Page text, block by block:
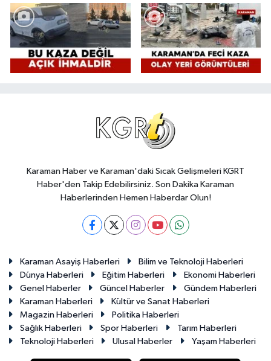
Karaman Haber ve Karaman'daki Sıcak Gelişmeleri KGRT
Haber'den Takip Edebilirsiniz. Son Dakika Karaman
Haberlerinden Hemen Haberdar Olun!
Karaman Asayiş Haberleri
Bilim ve Teknoloji Haberleri
Dünya Haberleri
Eğitim Haberleri
Ekonomi Haberleri
Genel Haberler
Güncel Haberler
Gündem Haberleri
Karaman Haberleri
Kültür ve Sanat Haberleri
Magazin Haberleri
Politika Haberleri
Sağlık Haberleri
Spor Haberleri
Tarım Haberleri
Teknoloji Haberleri
Ulusal Haberler Yaşam Haberleri